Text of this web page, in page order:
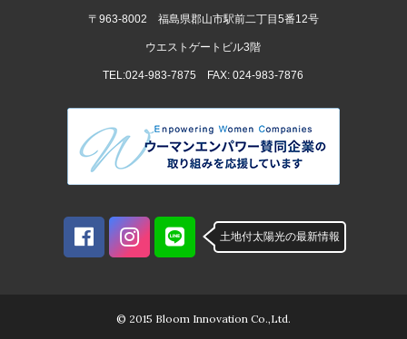
〒963-8002 福島県郡山市駅前二丁目5番12号
ウエストゲートビル3階
TEL:024-983-7875 FAX: 024-983-7876
土地付太陽光の最新情報
© 2015 Bloom Innovation Co.,Ltd.